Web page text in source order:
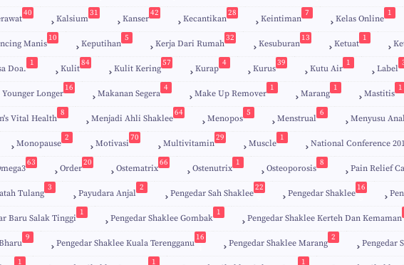
40
Kalsium
31
Kanser
42
Kecantikan
28
Keintiman
7
Kelas Online
1
Manis
10
Keputihan
5
Kerja Dari Rumah
32
Kesuburan
13
Ketuat
1
Doa.
1
Kulit
84
Kulit Kering
57
Kurap
4
Kurus
39
Kutu Air
1
Label
Longer
16
Makanan Segera
4
Make Up Remover
1
Marang
1
Mastitis
1
Vital Health
8
Menjadi Ahli Shaklee
64
Menopos
5
Menstrual
6
Menyusu
Monopause
2
Motivasi
70
Multivitamin
29
Muscle
1
National Conference
63
Order
20
Ostematrix
66
Ostenutrix
1
Osteoporosis
8
Pain Relief
Tulang
3
Payudara Anjal
2
Pengedar Sah Shaklee
22
Pengedar Shaklee
16
Baru Salak Tinggi
1
Pengedar Shaklee Gombak
1
Pengedar Shaklee Kerteh Dan Kemaman
9
Pengedar Shaklee Kuala Terengganu
16
Pengedar Shaklee Marang
2
Pengedar
1 1 1